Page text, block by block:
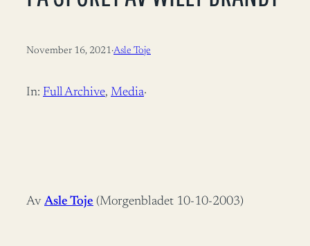
November 16, 2021·Asle Toje
In: Full Archive, Media·
Av Asle Toje (Morgenbladet 10-10-2003)